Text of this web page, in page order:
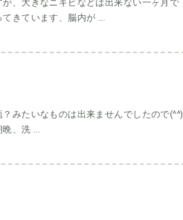
大きなニキビなどは出来ない一ヶ月で
きています、脳内が ...
たいなものは出来ませんでしたので(^^)
、洗 ...